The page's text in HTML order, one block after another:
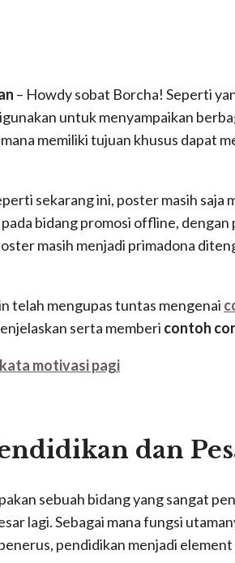
– Howdy sobat Borcha! Seperti
untuk menyampaikan
memiliki tujuan khusus dapat
sekarang ini, poster masih saja
bidang promosi offline,
masih menjadi primadona
telah mengupas tuntas mengenai
serta memberi contoh
motivasi pagi
dan
sebuah bidang yang sangat
lagi. Sebagai mana fungsi
pendidikan menjadi